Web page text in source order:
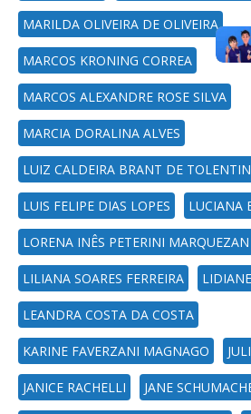
MARILDA OLIVEIRA DE OLIVEIRA
MARCOS KRONING CORREA
MARCOS ALEXANDRE ROSE SILVA
MARCIA DORALINA ALVES
LUIZ CALDEIRA BRANT DE
LUIS FELIPE DIAS LOPES LUCIANA
LORENA INÊS PETERINI MARQUEZAN
LILIANA SOARES FERREIRA
LEANDRA COSTA DA COSTA
KARINE FAVERZANI MAGNAGO
JANICE RACHELLI JANE